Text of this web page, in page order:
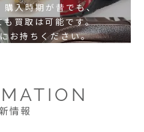
購入時期が昔でも、
も買取は可能です。
お持ちください。
情報